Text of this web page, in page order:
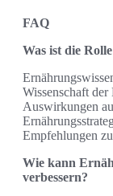
FAQ
Was ist die
Wissenschaft
Auswirkungen
Empfehlungen
Wie kann
verbessern?